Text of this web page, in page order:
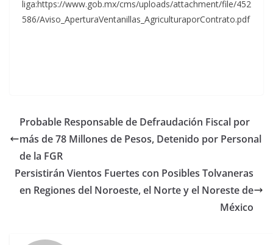
liga:https://www.gob.mx/cms/uploads/attachment/file/452
586/Aviso_AperturaVentanillas_AgriculturaporContrato.pdf
Probable Responsable de Defraudación Fiscal por
más de 78 Millones de Pesos, Detenido por Personal
de la FGR
Persistirán Vientos Fuertes con Posibles Tolvaneras
en Regiones del Noroeste, el Norte y el Noreste de
México